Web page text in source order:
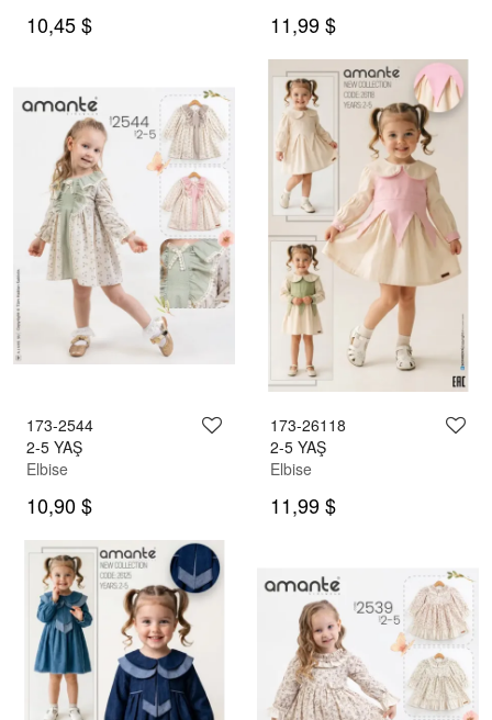
10,45 $ 11,99 $
173-2544
2-5 YAŞ
Elbise
10,90 $
173-26118
2-5 YAŞ
Elbise
11,99 $